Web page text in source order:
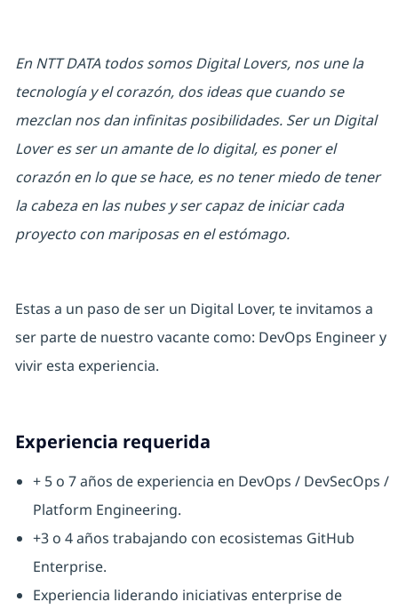
En NTT DATA todos somos Digital Lovers, nos une la
tecnología y el corazón, dos ideas que cuando se
mezclan nos dan infinitas posibilidades. Ser un Digital
Lover es ser un amante de lo digital, es poner el
corazón en lo que se hace, es no tener miedo de tener
la cabeza en las nubes y ser capaz de iniciar cada
proyecto con mariposas en el estómago.
Estas a un paso de ser un Digital Lover, te invitamos a
ser parte de nuestro vacante como: DevOps Engineery
vivir esta experiencia.
Experiencia requerida
+ 5 o 7 años de experiencia en DevOps / DevSecOps /
Platform Engineering.
+3 o 4 años trabajando con ecosistemas GitHub
Enterprise.
Experiencia liderando iniciativas enterprise de